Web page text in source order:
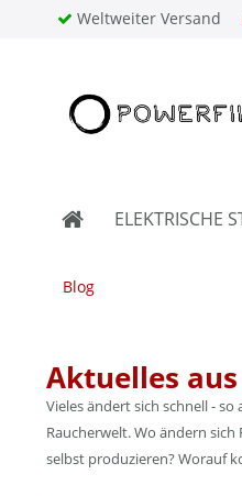
Weltweiter Versand
ELEKTRISCHE
Blog
Aktuelles
Vieles ändert sich schnell -
Raucherwelt. Wo ändern
selbst produzieren? Worauf